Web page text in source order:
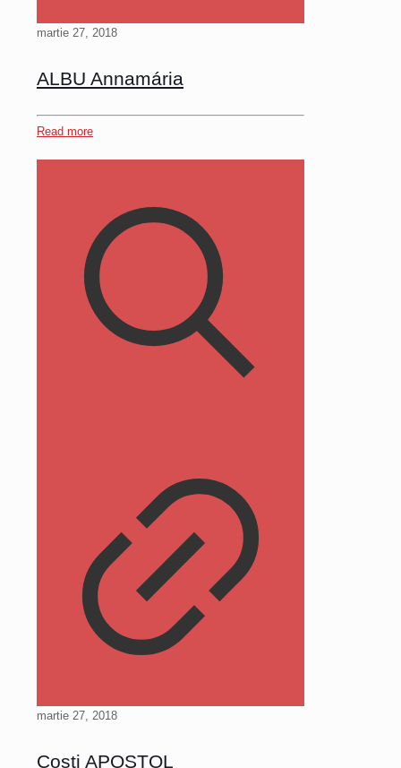
martie 27, 2018
ALBU Annamária
Read more
martie 27, 2018
Costi APOSTOL